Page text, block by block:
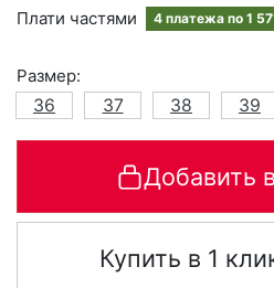
Плати частями
4 платежа по 1
Размер:
36
37 38 39
Добавить
Купить в 1